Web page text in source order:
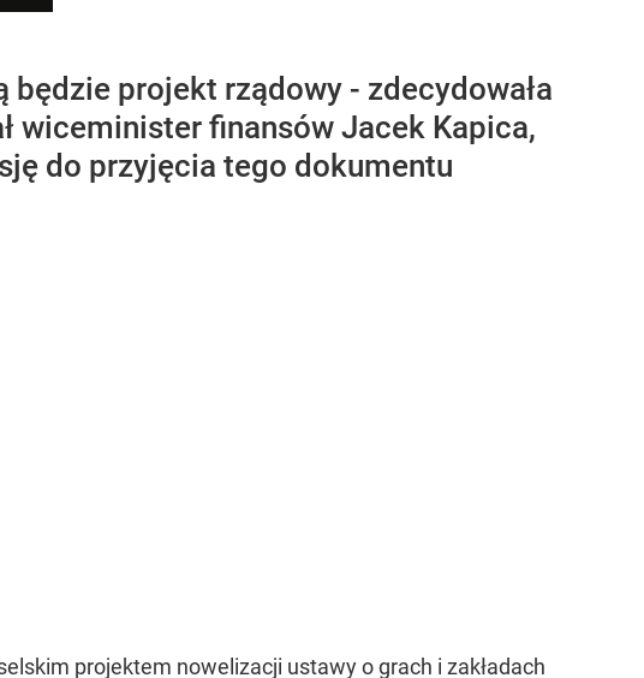
projekt rządowy - zdecydowała
wiceminister finansów Jacek Kapica,
do przyjęcia tego dokumentu
projektem nowelizacji ustawy o grach i zakładach